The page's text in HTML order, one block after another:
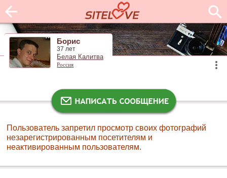
Борис
37 лет
Белая Калитва
Россия
Пользователь запретил просмотр своих фотографий
незарегистрированным посетителям и
неактивированным пользователям.